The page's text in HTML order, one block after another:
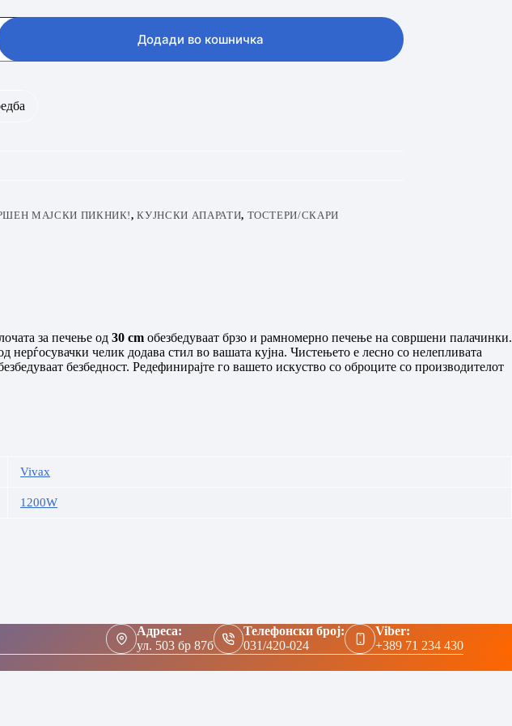
Додади во кошничка
МАЈСКИ ПИКНИК!,КУЈНСКИ АПАРАТИ, ТОСТЕРИ/СКАРИ
за печење од 30 cm обезбедуваат брзо и рамномерно печење на совршени палачинки.
челик додава стил во вашата кујна. Чистењето е лесно со нелепливата
безбедност. Редефинирајте го вашето искуство со оброците со производителот
Vivax
1200W
Адреса:
ул. 503 бр 87б
Телефонски број:
031/420-024
Viber:
+389 71 234 430